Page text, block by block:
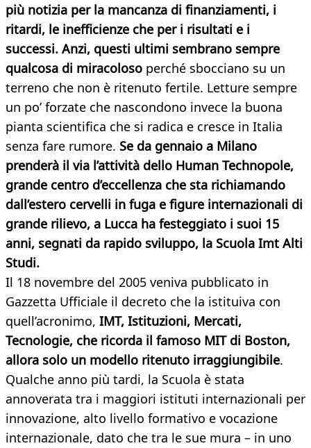
più notizia per la mancanza di finanziamenti, i
ritardi, le inefficienze che per i risultati e i
successi. Anzi, questi ultimi sembrano sempre
qualcosa di miracoloso perché sbocciano su un
terreno che non è ritenuto fertile. Letture sempre
un po’ forzate che nascondono invece la buona
pianta scientifica che si radica e cresce in Italia
senza fare rumore. Se da gennaio a Milano
prenderà il via l’attività dello Human Technopole,
grande centro d’eccellenza che sta richiamando
dall’estero cervelli in fuga e figure internazionali di
grande rilievo, a Lucca ha festeggiato i suoi 15
anni, segnati da rapido sviluppo, la Scuola Imt Alti
Studi.
Il 18 novembre del 2005 veniva pubblicato in
Gazzetta Ufficiale il decreto che la istituiva con
quell’acronimo, IMT, Istituzioni, Mercati,
Tecnologie, che ricorda il famoso MIT di Boston,
allora solo un modello ritenuto irraggiungibile.
Qualche anno più tardi, la Scuola è stata
annoverata tra i maggiori istituti internazionali per
innovazione, alto livello formativo e vocazione
internazionale, dato che tra le sue mura – in uno